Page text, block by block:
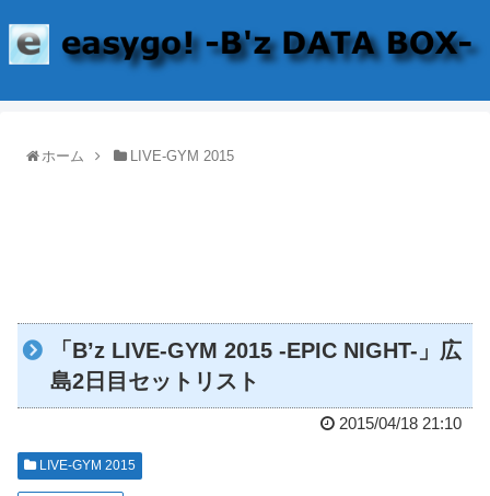
ホーム LIVE-GYM 2015
「B’z LIVE-GYM 2015 -EPIC NIGHT-」広
島2日目セットリスト
2015/04/18 21:10
LIVE-GYM 2015